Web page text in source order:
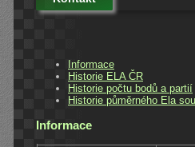
Informace
Historie ELA ČR
Historie počtu bodů a partií
Historie půměrného Ela
Informace